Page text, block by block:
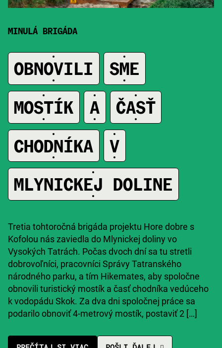
MINULÁ BRIGÁDA
OBNOVILI
SME
MOSTÍK
A
ČASŤ
CHODNÍKA
V
MLYNICKEJ DOLINE
Tretia tohtoročná brigáda projektu Hore dobre s
Kofolou nás zaviedla do Mlynickej doliny vo
Vysokých Tatrách. Počas dvoch dní sa tu stretli
dobrovoľníci, pracovníci Správy Tatranského
národného parku, a tím Hikemates, aby spoločne
obnovili turistický mostík a časť chodníka vedúceho
k vodopádu Skok. Za dva dni spoločnej práce sa
podarilo obnoviť 4-metrový mostík, postaviť 2 […]